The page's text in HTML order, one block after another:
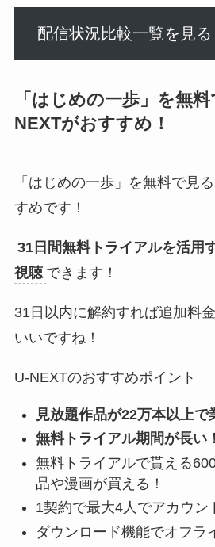
配信状況比較一覧を見る
「はじめの一歩」を無
NEXTがおすすめ！
「はじめの一歩」を無料で見
すめです！
31日間無料トライアルを活用
視聴 できます！
31日以内に解約すれば追加料
いいですね！
U-NEXTのおすすめポイント
見放題作品が22万本以上で
無料トライアル期間が長い
無料トライアルで貰える
品や漫画が買える！
1契約で最大4人でアカウン
ダウンロード機能でオフラ